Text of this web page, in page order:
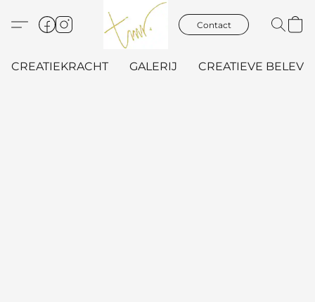
Contact
CREATIEKRACHT GALERIJ CREATIEVE